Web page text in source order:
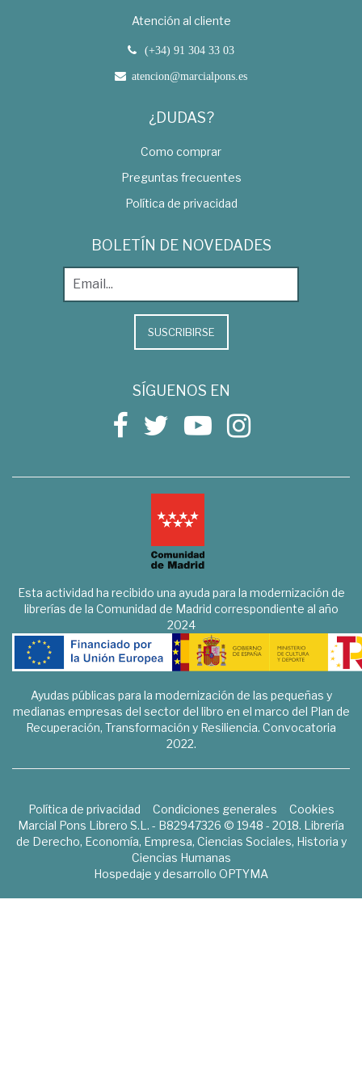
Atención al cliente
(+34) 91 304 33 03
atencion@marcialpons.es
¿DUDAS?
Como comprar
Preguntas frecuentes
Política de privacidad
BOLETÍN DE NOVEDADES
SUSCRIBIRSE
SÍGUENOS EN
Esta actividad ha recibido una ayuda para la modernización de
librerías de la Comunidad de Madrid correspondiente al año
2024
Ayudas públicas para la modernización de las pequeñas y
medianas empresas del sector del libro en el marco del Plan de
Recuperación, Transformación y Resiliencia. Convocatoria
2022.
Política de privacidad Condiciones generales
Cookies
Marcial Pons Librero S.L. - B82947326 © 1948 - 2018. Librería
de Derecho, Economía, Empresa, Ciencias Sociales, Historia y
Ciencias Humanas
Hospedaje y desarrollo OPTYMA